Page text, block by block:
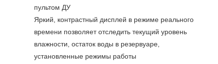
пультом ДУ
Яркий, контрастный дисплей в режиме реального
времени позволяет отследить текущий уровень
влажности, остаток воды в резервуаре,
установленные режимы работы